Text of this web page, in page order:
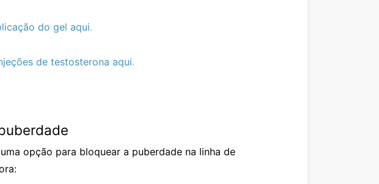
do gel aqui.
de testosterona aqui.
opção para bloquear a puberdade na linha de